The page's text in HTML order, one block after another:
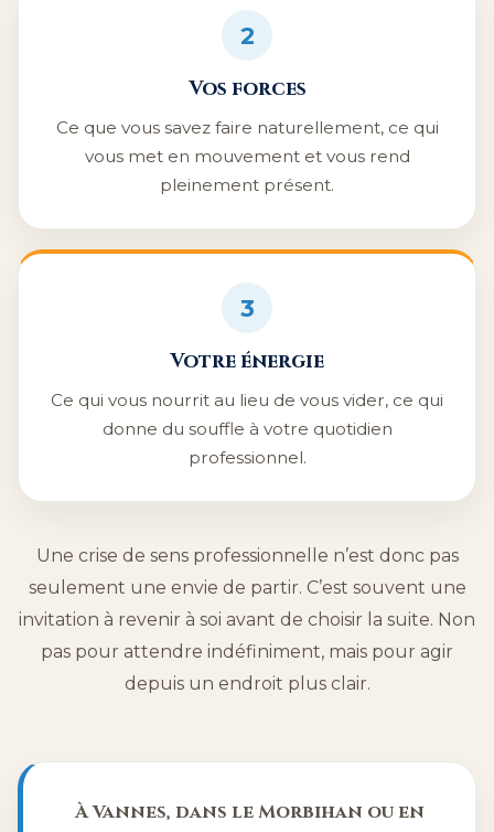
2
Vos forces
Ce que vous savez faire naturellement, ce qui
vous met en mouvement et vous rend
pleinement présent.
3
Votre énergie
Ce qui vous nourrit au lieu de vous vider, ce qui
donne du souffle à votre quotidien
professionnel.
Une crise de sens professionnelle n’est donc pas
seulement une envie de partir. C’est souvent une
invitation à revenir à soi avant de choisir la suite. Non
pas pour attendre indéfiniment, mais pour agir
depuis un endroit plus clair.
À Vannes, dans le Morbihan ou en